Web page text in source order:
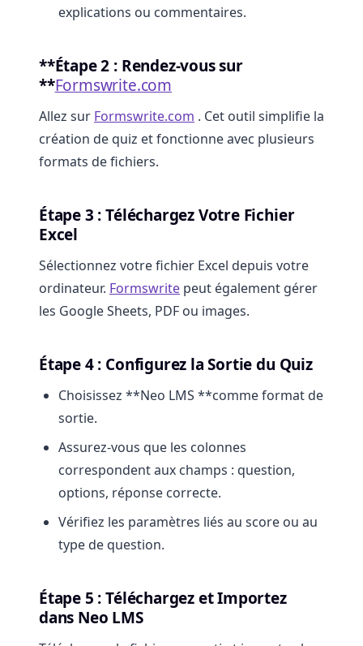
explications ou commentaires.
**Étape 2 : Rendez-vous sur
**Formswrite.com
Allez sur Formswrite.com . Cet outil simplifie la
création de quiz et fonctionne avec plusieurs
formats de fichiers.
Étape 3 : Téléchargez Votre Fichier
Excel
Sélectionnez votre fichier Excel depuis votre
ordinateur. Formswrite peut également gérer
les Google Sheets, PDF ou images.
Étape 4 : Configurez la Sortie du Quiz
Choisissez **Neo LMS **comme format de
sortie.
Assurez-vous que les colonnes
correspondent aux champs : question,
options, réponse correcte.
Vérifiez les paramètres liés au score ou au
type de question.
Étape 5 : Téléchargez et Importez
dans Neo LMS